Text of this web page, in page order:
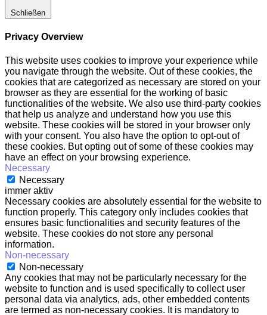
Schließen
Privacy Overview
This website uses cookies to improve your experience while
you navigate through the website. Out of these cookies, the
cookies that are categorized as necessary are stored on your
browser as they are essential for the working of basic
functionalities of the website. We also use third-party cookies
that help us analyze and understand how you use this
website. These cookies will be stored in your browser only
with your consent. You also have the option to opt-out of
these cookies. But opting out of some of these cookies may
have an effect on your browsing experience.
Necessary
Necessary
immer aktiv
Necessary cookies are absolutely essential for the website to
function properly. This category only includes cookies that
ensures basic functionalities and security features of the
website. These cookies do not store any personal
information.
Non-necessary
Non-necessary
Any cookies that may not be particularly necessary for the
website to function and is used specifically to collect user
personal data via analytics, ads, other embedded contents
are termed as non-necessary cookies. It is mandatory to